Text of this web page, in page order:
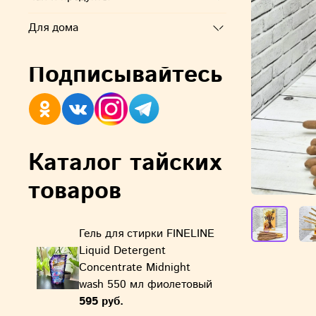
Для дома
Подписывайтесь
Каталог тайских
товаров
Гель для стирки FINELINE
Liquid Detergent
Concentrate Midnight
wash 550 мл фиолетовый
595 руб.